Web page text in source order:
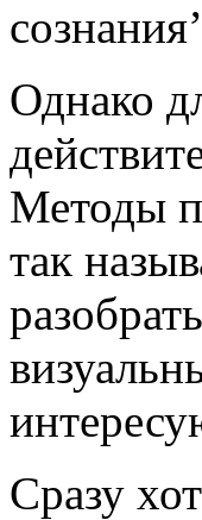
Однако
Методы
так
Сразу